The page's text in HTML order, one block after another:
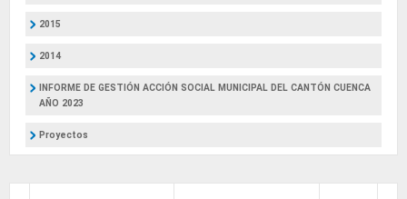
2015
2014
INFORME DE GESTIÓN ACCIÓN SOCIAL MUNICIPAL DEL CANTÓN CUENCA
AÑO 2023
Proyectos